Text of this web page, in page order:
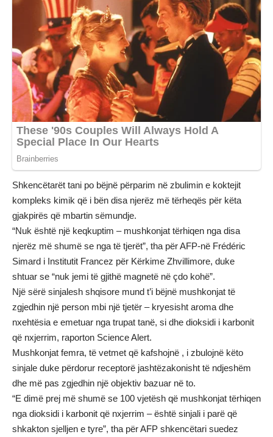
Shkencëtarët tani po bëjnë përparim në zbulimin e koktejit
kompleks kimik që i bën disa njerëz më tërheqës për këta
gjakpirës që mbartin sëmundje.
“Nuk është një keqkuptim – mushkonjat tërhiqen nga disa
njerëz më shumë se nga të tjerët”, tha për AFP-në Frédéric
Simard i Institutit Francez për Kërkime Zhvillimore, duke
shtuar se “nuk jemi të gjithë magnetë në çdo kohë”.
Një sërë sinjalesh shqisore mund t’i bëjnë mushkonjat të
zgjedhin një person mbi një tjetër – kryesisht aroma dhe
nxehtësia e emetuar nga trupat tanë, si dhe dioksidi i karbonit
që nxjerrim, raporton Science Alert.
Mushkonjat femra, të vetmet që kafshojnë , i zbulojnë këto
sinjale duke përdorur receptorë jashtëzakonisht të ndjeshëm
dhe më pas zgjedhin një objektiv bazuar në to.
“E dimë prej më shumë se 100 vjetësh që mushkonjat tërhiqen
nga dioksidi i karbonit që nxjerrim – është sinjali i parë që
shkakton sjelljen e tyre”, tha për AFP shkencëtari suedez